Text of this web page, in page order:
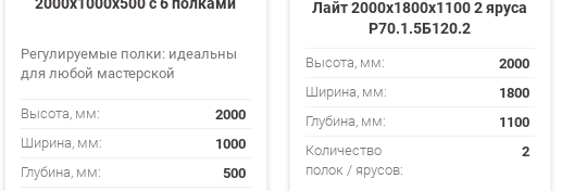
Регулируемые полки: идеальны
для любой мастерской
Высота, мм: 2000
Ширина, мм: 1000
Глубина, мм: 500
Лайт 2000х1800х1100 2 яруса
Р70.1.5Б120.2
Высота, мм: 2000
Ширина, мм: 1800
Глубина, мм: 1100
Количество
полок / ярусов:
2